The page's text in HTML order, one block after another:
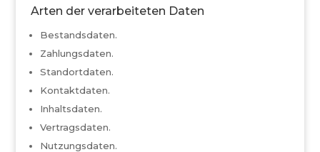
Arten der verarbeiteten Daten
Bestandsdaten.
Zahlungsdaten.
Standortdaten.
Kontaktdaten.
Inhaltsdaten.
Vertragsdaten.
Nutzungsdaten.